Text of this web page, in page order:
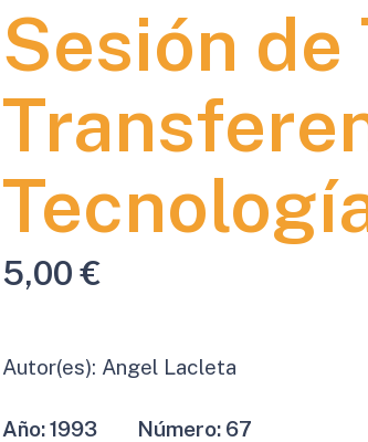
Sesión de
5,00€
Autor(es): Angel Lacleta
Año:1993 Número: 67